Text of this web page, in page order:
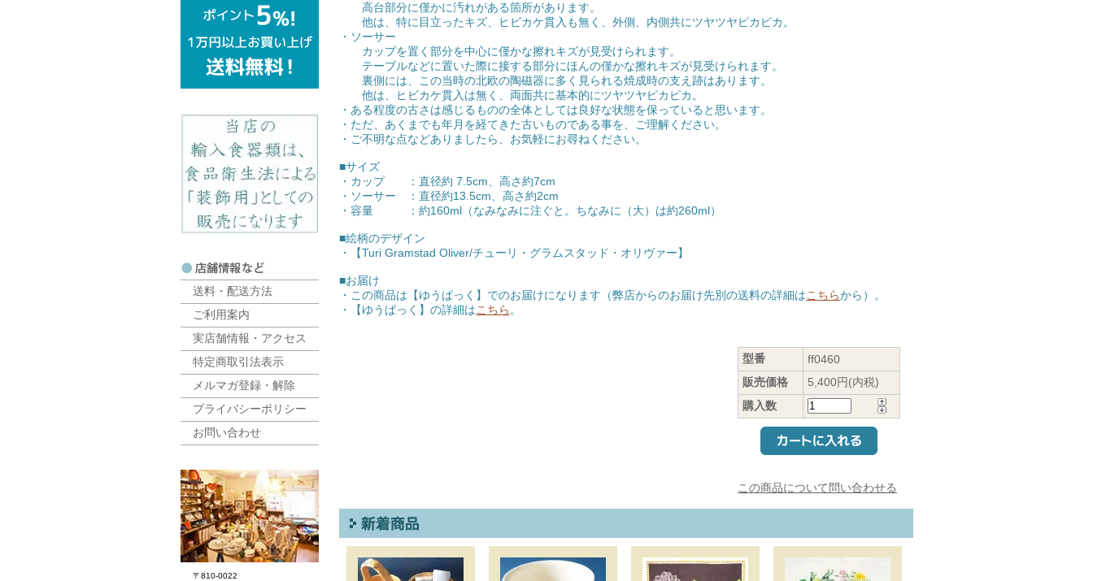
高台部分に僅かに汚れがある箇所があります。
他は、特に目立ったキズ、ヒビカケ貫入も無く、外側、内側共にツヤツヤピカピカ。
・ソーサー
カップを置く部分を中心に僅かな擦れキズが見受けられます。
テーブルなどに置いた際に接する部分にほんの僅かな擦れキズが見受けられます。
裏側には、この当時の北欧の陶磁器に多く見られる焼成時の支え跡はあります。
他は、ヒビカケ貫入は無く、両面共に基本的にツヤツヤピカピカ。
・ある程度の古さは感じるものの全体としては良好な状態を保っていると思います。
・ただ、あくまでも年月を経てきた古いものである事を、ご理解ください。
・ご不明な点などありましたら、お気軽にお尋ねください。
■サイズ
・カップ ：直径約 7.5cm、高さ約7cm
・ソーサー ：直径約13.5cm、高さ約2cm
・容量 ：約160ml（なみなみに注ぐと。ちなみに（大）は約260ml）
■絵柄のデザイン
・【Turi Gramstad Oliver/チューリ・グラムスタッド・オリヴァー】
■お届け
・この商品は【ゆうぱっく】でのお届けになります（弊店からのお届け先別の送料の詳細はこちらから）。
・【ゆうぱっく】の詳細はこちら 。
型番
ff0460
販売価格
5,400円(内税)
購入数
この商品について問い合わせる
送料・配送方法
ご利用案内
実店舗情報・アクセス
特定商取引法表示
メルマガ登録・解除
プライバシーポリシー
お問い合わせ
〒810-0022